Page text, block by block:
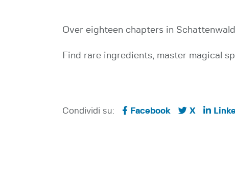
Over eighteen chapters in
Find rare ingredients, master magical
Condividi su: Facebook X